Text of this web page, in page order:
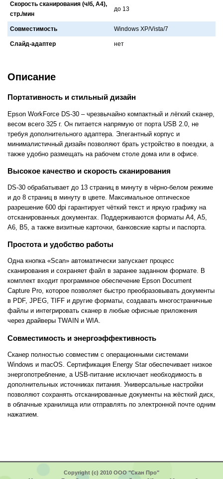
Скорость сканирования (ч/б, А4),
стр./мин
до 13
Совместимость Windows XP/Vista/7
Слайд-адаптер нет
Описание
Портативность и стильный дизайн
Epson WorkForce DS-30 – чрезвычайно компактный и лёгкий сканер,
весом всего 325 г. Он питается напрямую от порта USB 2.0, не
требуя дополнительного адаптера. Элегантный корпус и
минималистичный дизайн позволяют брать устройство в поездки, а
также удобно размещать на рабочем столе дома или в офисе.
Высокое качество и скорость сканирования
DS-30 обрабатывает до 13 страниц в минуту в чёрно-белом режиме
и до 8 страниц в минуту в цвете. Максимальное оптическое
разрешение 600 dpi гарантирует чёткий текст и яркую графику на
отсканированных документах. Поддерживаются форматы A4, A5,
A6, B5, а также визитные карточки, банковские карты и паспорта.
Простота и удобство работы
Одна кнопка «Scan» автоматически запускает процесс
сканирования и сохраняет файл в заранее заданном формате. В
комплект входит программное обеспечение Epson Document
Capture Pro, которое позволяет быстро преобразовывать документы
в PDF, JPEG, TIFF и другие форматы, создавать многостраничные
файлы и интегрировать сканер в любые офисные приложения
через драйверы TWAIN и WIA.
Совместимость и энергоэффективность
Сканер полностью совместим с операционными системами
Windows и macOS. Сертификация Energy Star обеспечивает низкое
энергопотребление, а USB-питание исключает необходимость в
дополнительных источниках питания. Универсальные настройки
позволяют сохранять отсканированные документы на жёсткий диск,
в облачные хранилища или отправлять по электронной почте одним
нажатием.
Copyright (c) 2010 ООО "Скан Про"